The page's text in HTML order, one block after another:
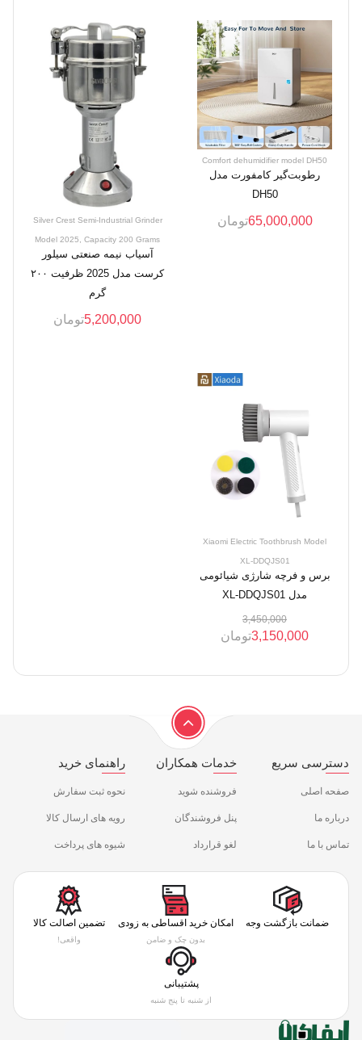
Comfort dehumidifier model DH50
رطوبت‌گیر کامفورت مدل
DH50
65,000,000تومان Silver Crest Semi-Industrial Grinder
Model 2025, Capacity 200 Grams
آسیاب نیمه صنعتی سیلور
کرست مدل 2025 ظرفیت ۲۰۰
گرم
5,200,000تومان
Xiaomi Electric Toothbrush Model
XL-DDQJS01
برس و فرچه شارژی شیائومی
مدل XL-DDQJS01
3,450,000
3,150,000تومان
دسترسی سریع
صفحه اصلی
درباره ما
تماس با ما
خدمات همکاران
فروشنده شوید
پنل فروشندگان
لغو قرارداد
راهنمای خرید
نحوه ثبت سفارش
رویه های ارسال کالا
شیوه های پرداخت
ضمانت بازگشت وجه امکان خرید اقساطی به زودی
بدون چک و ضامن
تضمین اصالت کالا
واقعی!
پشتیبانی
از شنبه تا پنج شنبه